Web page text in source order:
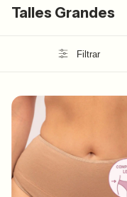
Talles Grandes
Filtrar